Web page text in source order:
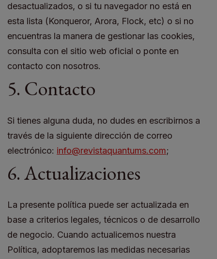
desactualizados, o si tu navegador no está en
esta lista (Konqueror, Arora, Flock, etc) o si no
encuentras la manera de gestionar las cookies,
consulta con el sitio web oficial o ponte en
contacto con nosotros.
5. Contacto
Si tienes alguna duda, no dudes en escribirnos a
través de la siguiente dirección de correo
electrónico: info@revistaquantums.com;
6. Actualizaciones
La presente política puede ser actualizada en
base a criterios legales, técnicos o de desarrollo
de negocio. Cuando actualicemos nuestra
Política, adoptaremos las medidas necesarias